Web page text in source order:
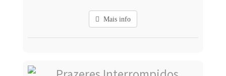
Mais info